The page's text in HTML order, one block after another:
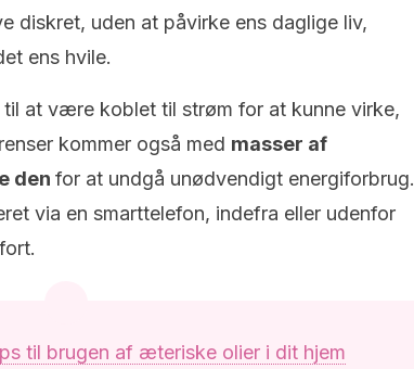
diskret, uden at påvirke ens daglige liv,
ens hvile.
at være koblet til strøm for at kunne virke,
kommer også med masser af
den for at undgå unødvendigt energiforbrug.
via en smarttelefon, indefra eller udenfor
til brugen af æteriske olier i dit hjem